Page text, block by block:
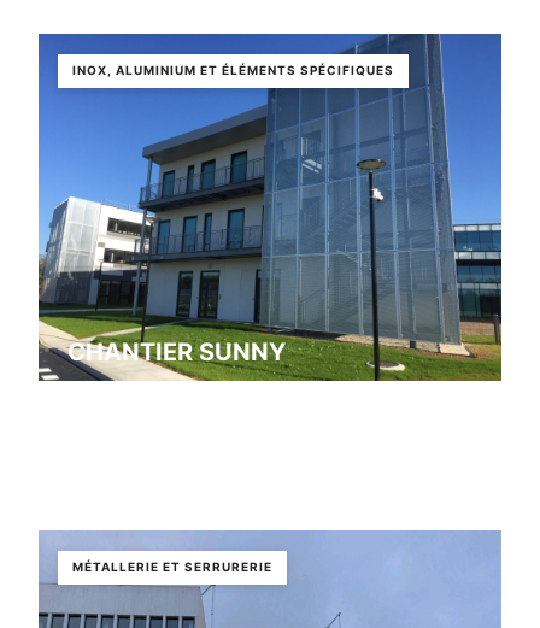
INOX, ALUMINIUM ET ÉLÉMENTS SPÉCIFIQUES
CHANTIER SUNNY
MÉTALLERIE ET SERRURERIE